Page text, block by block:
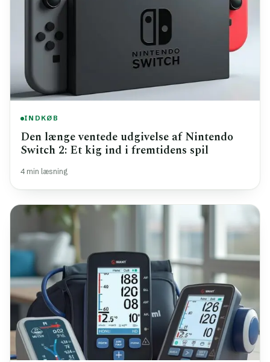
INDKØB
Den længe ventede udgivelse af Nintendo
Switch 2: Et kig ind i fremtidens spil
4 min læsning